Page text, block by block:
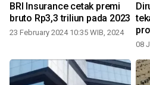
BRI Insurance cetak premi
bruto Rp3,3 triliun pada 2023
23 February 2024 10:35 WIB, 2024
08